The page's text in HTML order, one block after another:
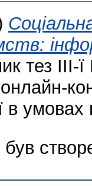
тез ІІІ-
в умовах